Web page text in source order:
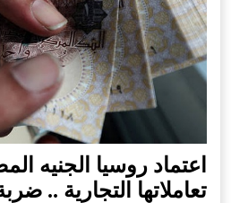
اعتماد روسيا الجنيه
تعاملاتها التجارية ..